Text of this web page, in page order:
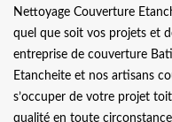
Nettoyage Couverture
quel que soit vos projets et
entreprise de couverture
Etancheite et nos artisans
s’occuper de votre projet
qualité en toute